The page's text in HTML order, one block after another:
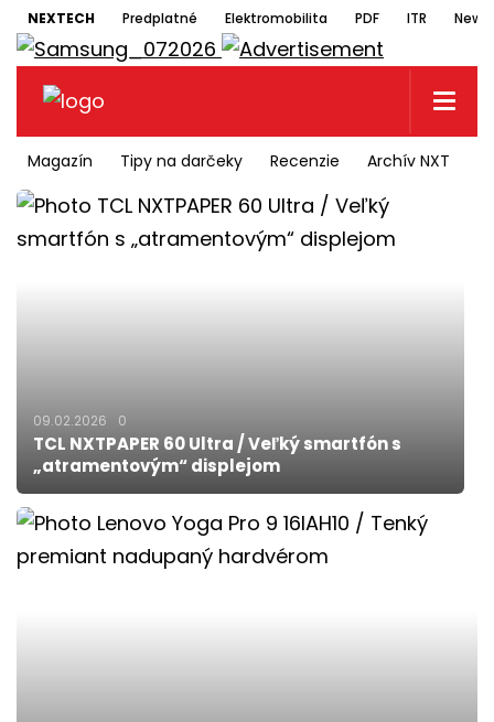
NEXTECH Predplatné Elektromobilita PDF ITR
Magazín Tipy na darčeky Recenzie Archív NXT
09.02.2026 0
TCL NXTPAPER 60 Ultra / Veľký smartfón s
„atramentovým“ displejom